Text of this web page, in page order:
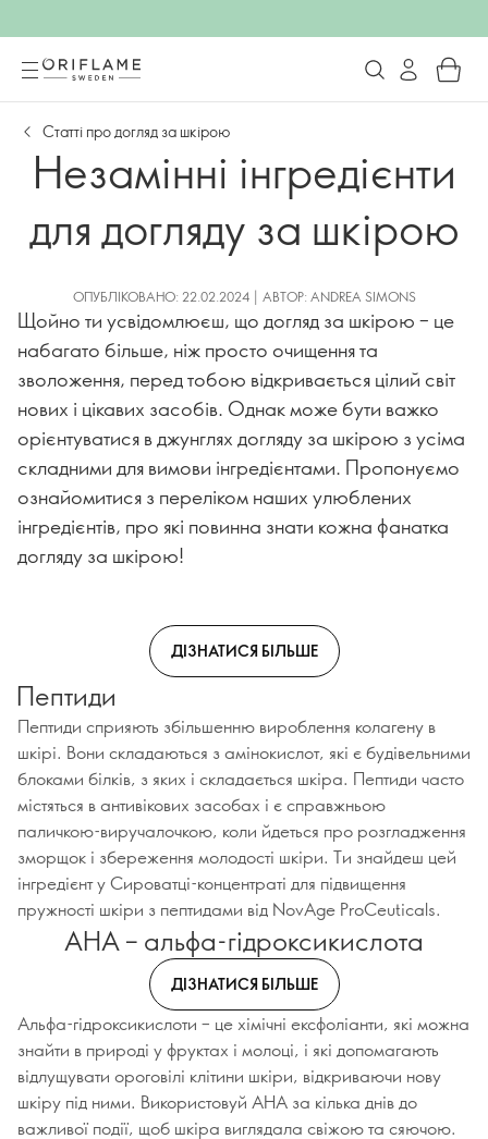
Статті про догляд за шкірою
Незамінні інгредієнти
для догляду за шкірою
ОПУБЛІКОВАНО: 22.02.2024 | АВТОР: ANDREA SIMONS
Щойно ти усвідомлюєш, що догляд за шкірою – це
набагато більше, ніж просто очищення та
зволоження, перед тобою відкривається цілий світ
нових і цікавих засобів. Однак може бути важко
орієнтуватися в джунглях догляду за шкірою з усіма
складними для вимови інгредієнтами. Пропонуємо
ознайомитися з переліком наших улюблених
інгредієнтів, про які повинна знати кожна фанатка
догляду за шкірою!
ДІЗНАТИСЯ БІЛЬШЕ
Пептиди
Пептиди сприяють збільшенню вироблення колагену в
шкірі. Вони складаються з амінокислот, які є будівельними
блоками білків, з яких і складається шкіра. Пептиди часто
містяться в антивікових засобах і є справжньою
паличкою-виручалочкою, коли йдеться про розгладження
зморщок і збереження молодості шкіри. Ти знайдеш цей
інгредієнт у Сироватці-концентраті для підвищення
пружності шкіри з пептидами від NovAge ProCeuticals.
AHA – альфа-гідроксикислота
ДІЗНАТИСЯ БІЛЬШЕ
Альфа-гідроксикислоти – це хімічні ексфоліанти, які можна
знайти в природі у фруктах і молоці, і які допомагають
відлущувати ороговілі клітини шкіри, відкриваючи нову
шкіру під ними. Використовуй AHA за кілька днів до
важливої події, щоб шкіра виглядала свіжою та сяючою.